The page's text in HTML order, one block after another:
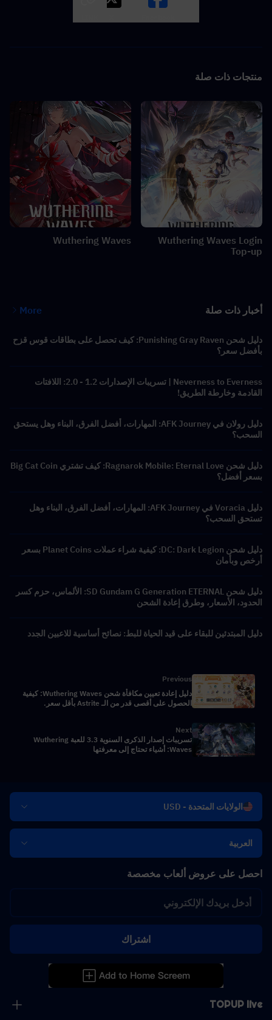
منتجات ذات صلة
Wuthering Waves Login
Top-up
Wuthering Waves
أخبار ذات صلة More
دليل شحن Punishing Gray Raven: كيف تحصل على بطاقات قوس قزح
بأفضل سعر؟
Neverness to Everness | تسريبات الإصدارات 1.2 - 2.0: اللافتات
القادمة وخارطة الطريق!
دليل رولان في AFK Journey: المهارات، أفضل الفرق، البناء وهل يستحق
السحب؟
دليل شحن Ragnarok Mobile: Eternal Love: كيف تشتري Big Cat Coin
بسعر أفضل؟
دليل Voracia في AFK Journey: المهارات، أفضل الفرق، البناء وهل
تستحق السحب؟
دليل شحن DC: Dark Legion: كيفية شراء عملات Planet Coins بسعر
أرخص وبأمان
دليل شحن SD Gundam G Generation ETERNAL: الألماس، حزم كسر
الحدود، الأسعار، وطرق إعادة الشحن
دليل المبتدئين للبقاء على قيد الحياة للبط: نصائح أساسية للاعبين الجدد
Previous
دليل إعادة تعيين مكافأة شحن Wuthering Waves: كيفية
الحصول على أقصى قدر من الـ Astrite بأقل سعر.
Next
تسريبات إصدار الذكرى السنوية 3.3 للعبة Wuthering
Waves: أشياء تحتاج إلى معرفتها
الولايات المتحدة - USD
العربية
TOPUP live
احصل على عروض ألعاب مخصصة
اشتراك